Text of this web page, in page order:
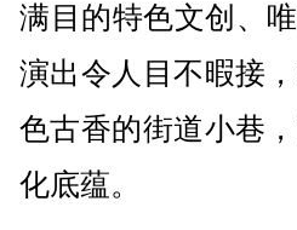
满目的特色文创、
演出令人目不暇接
色古香的街道小巷
化底蕴。